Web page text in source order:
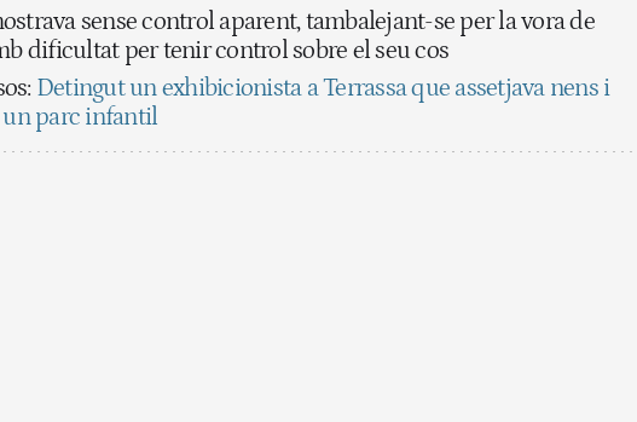
sense control aparent, tambalejant-se per la vora de
dificultat per tenir control sobre el seu cos
Detingut un exhibicionista a Terrassa que assetjava nens i
parc infantil